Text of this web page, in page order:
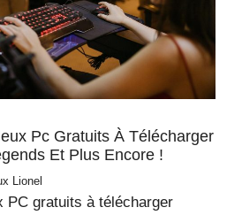
Pc Gratuits À Télécharger
Et Plus Encore !
Lionel
PC gratuits à télécharger